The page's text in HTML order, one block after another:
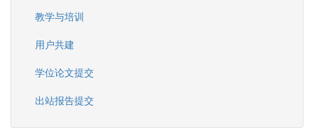
教学与培训
用户共建
学位论文提交
出站报告提交